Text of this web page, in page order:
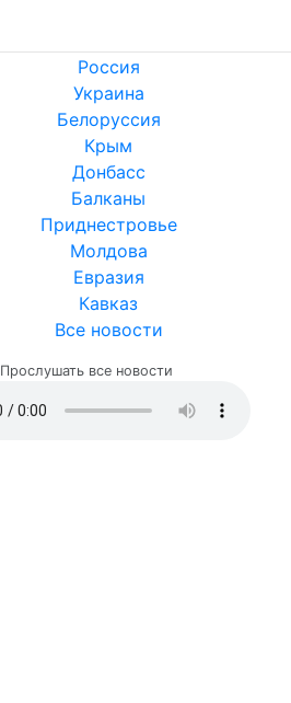
Россия
Украина
Белоруссия
Крым
Донбасс
Балканы
Приднестровье
Молдова
Евразия
Кавказ
Все новости
Прослушать все новости